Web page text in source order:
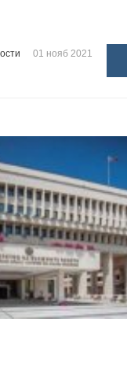
01 нояб 2021